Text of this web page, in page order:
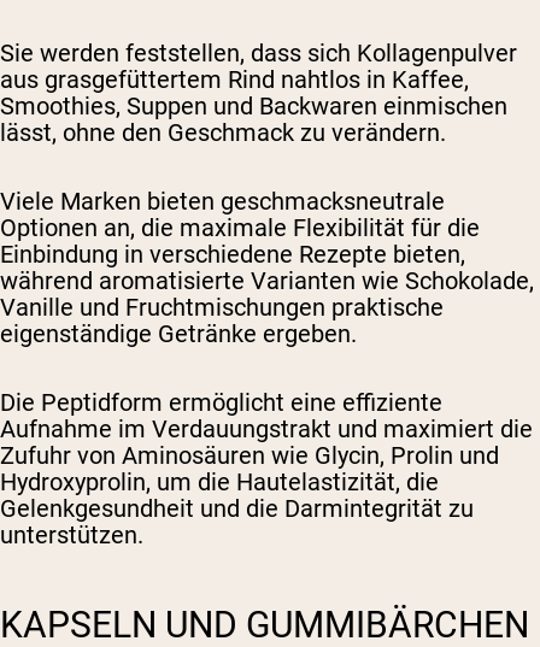
Sie werden feststellen, dass sich Kollagenpulver
aus grasgefüttertem Rind nahtlos in Kaffee,
Smoothies, Suppen und Backwaren einmischen
lässt, ohne den Geschmack zu verändern.
Viele Marken bieten geschmacksneutrale
Optionen an, die maximale Flexibilität für die
Einbindung in verschiedene Rezepte bieten,
während aromatisierte Varianten wie Schokolade,
Vanille und Fruchtmischungen praktische
eigenständige Getränke ergeben.
Die Peptidform ermöglicht eine effiziente
Aufnahme im Verdauungstrakt und maximiert die
Zufuhr von Aminosäuren wie Glycin, Prolin und
Hydroxyprolin, um die Hautelastizität, die
Gelenkgesundheit und die Darmintegrität zu
unterstützen.
KAPSELN UND GUMMIBÄRCHEN